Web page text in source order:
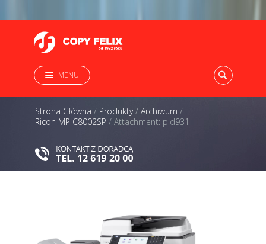
MENU
Strona Główna / Produkty/ Archiwum /
Ricoh MP C8002SP / Attachment: pid931